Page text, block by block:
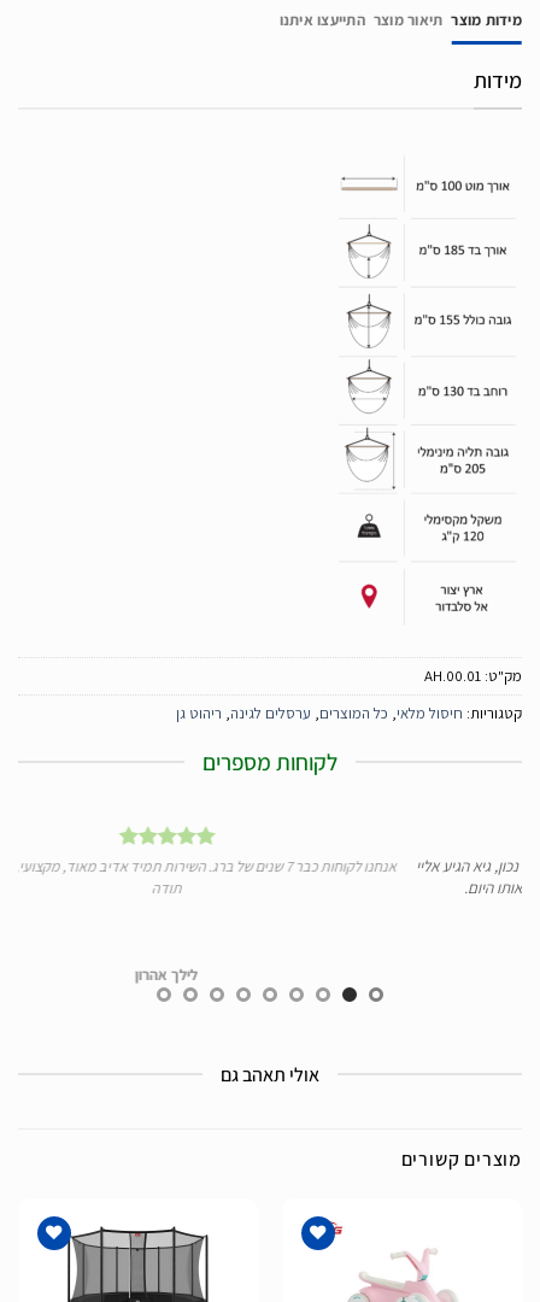
מידות מוצר תיאור מוצר התייעצו איתנו
מידות
מק"ט: AH.00.01
קטגוריות: חיסול מלאי, כל המוצרים, ערסלים לגינה, ריהוט גן
לקוחות מספרים
הגיע אליי
אנחנו לקוחות כבר 7 שנים של ברג. השירות תמיד אדיב מאוד, מקצועי, מהיר
לילך אהרון
אולי תאהב גם
מוצרים קשורים